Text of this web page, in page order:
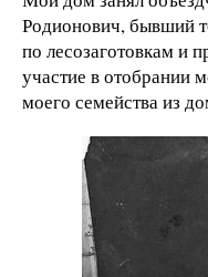
Родионович, бывший
по лесозаготовкам и
участие в отобрании
моего семейства из